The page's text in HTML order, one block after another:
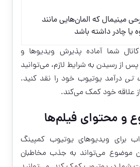
مینیمال که المان‌هایی مانند
یا چادر داشته باشد
شما آماده پذیرش ویدیوها و
از رسیدن به شرایط لازم، می‌توانید
تیدرآمد یوتیوب خود را نقد کنید.
از علاقه خود کمک می‌کند.
و محتوای فیلم‌ها
برای ویدیوهای یوتیوب کمپینگ
موضوع می‌تواند به جذب مخاطبان